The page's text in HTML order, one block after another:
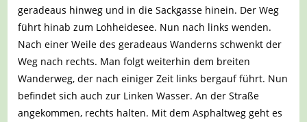
geradeaus hinweg und in die Sackgasse hinein. Der Weg
führt hinab zum Lohheidesee. Nun nach links wenden.
Nach einer Weile des geradeaus Wanderns schwenkt der
Weg nach rechts. Man folgt weiterhin dem breiten
Wanderweg, der nach einiger Zeit links bergauf führt. Nun
befindet sich auch zur Linken Wasser. An der Straße
angekommen, rechts halten. Mit dem Asphaltweg geht es